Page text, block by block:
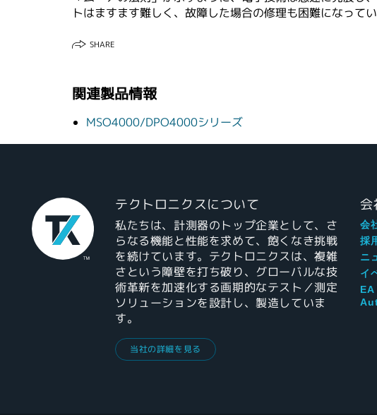
トはますます難しく、故障した場合の修理も困難になって
SHARE
関連製品情報
MSO4000/DPO4000シリーズ
テクトロニクスについて
私たちは、計測器のトップ企業として、さ
らなる機能と性能を求めて、飽くなき挑戦
を続けています。テクトロニクスは、複雑
さという障壁を打ち破り、グローバルな技
術革新を加速化する画期的なテスト／測定
ソリューションを設計し、製造していま
す。
当社の詳細を見る
会
会
採
ニ
イ